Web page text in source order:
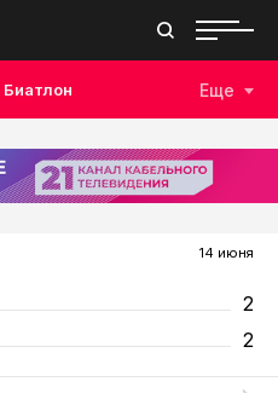
Биатлон
Плавание Дзюдо
Бокс
Еще
14 июня
2
2